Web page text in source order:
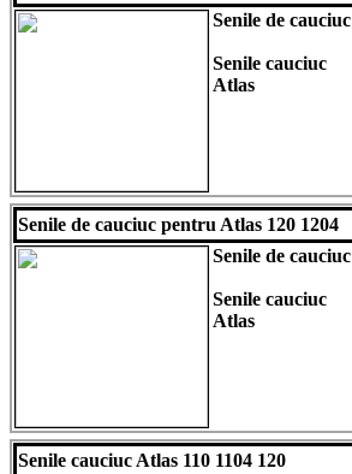
Senile de cauciuc
Senile cauciuc
Atlas
Senile de cauciuc pentru Atlas 120 1204
Senile de cauciuc
Senile cauciuc
Atlas
Senile cauciuc Atlas 110 1104 120